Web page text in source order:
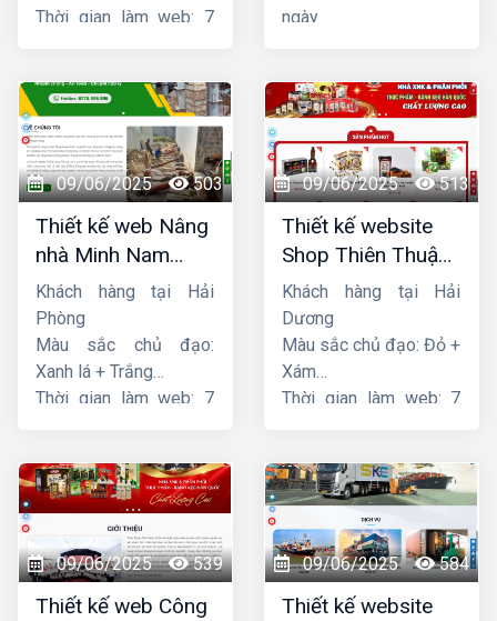
Thời gian làm web: 7
ngày
09/06/2025 503
Thiết kế web Nâng
nhà Minh Nam
Hoàng
Khách hàng tại Hải
Phòng
Màu sắc chủ đạo:
Xanh lá + Trắng
Thời gian làm web: 7
09/06/2025 513
Thiết kế website
Shop Thiên Thuận
Phát
Khách hàng tại Hải
Dương
Màu sắc chủ đạo: Đỏ +
Xám
Thời gian làm web: 7
09/06/2025 539
Thiết kế web Công
09/06/2025 584
Thiết kế website